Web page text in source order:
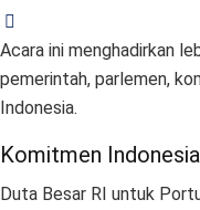
Acara ini menghadirkan
pemerintah, parlemen,
Indonesia.
Komitmen
Duta Besar RI untuk